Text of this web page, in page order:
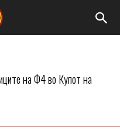
на Ф4 во Купот на